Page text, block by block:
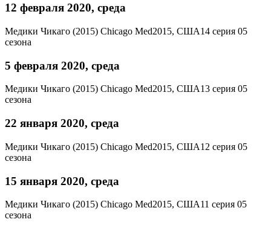
12 февраля 2020, среда
Медики Чикаго (2015) Chicago Med2015, США14 серия 05
сезона
5 февраля 2020, среда
Медики Чикаго (2015) Chicago Med2015, США13 серия 05
сезона
22 января 2020, среда
Медики Чикаго (2015) Chicago Med2015, США12 серия 05
сезона
15 января 2020, среда
Медики Чикаго (2015) Chicago Med2015, США11 серия 05
сезона